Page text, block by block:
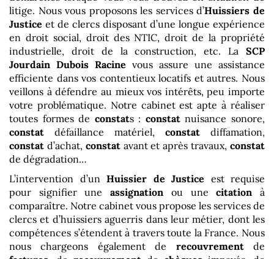
litige. Nous vous proposons les services d’Huissiers de
Justice et de clercs disposant d’une longue expérience
en droit social, droit des NTIC, droit de la propriété
industrielle, droit de la construction, etc. La SCP
Jourdain Dubois Racine vous assure une assistance
efficiente dans vos contentieux locatifs et autres. Nous
veillons à défendre au mieux vos intérêts, peu importe
votre problématique. Notre cabinet est apte à réaliser
toutes formes de constats : constatnuisance sonore,
constat défaillance matériel, constat diffamation,
constat d’achat, constatavant et après travaux,constat
de dégradation…
L’intervention d’un Huissier de Justice est requise
pour signifier uneassignation ou unecitation à
comparaître. Notre cabinet vous propose les services de
clercs et d’huissiers aguerris dans leur métier, dont les
compétences s’étendent à travers toute la France. Nous
nous chargeons également de recouvrementde